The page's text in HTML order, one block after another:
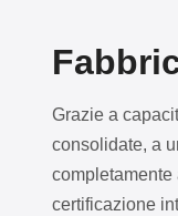
Grazie a
consolidate, a
completamente
certificazione